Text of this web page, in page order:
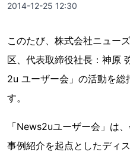
2014-12-25 12:30
このたび、株式会社ニュー
区、代表取締役社長：神原
2u ユーザー会」の活動を総
す。
「News2uユーザー会」は
事例紹介を起点としたディ